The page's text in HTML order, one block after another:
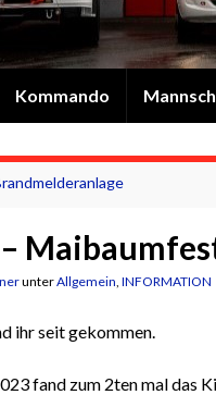
Kommando
unterAllgemein, INFORMATION
ihr seit gekommen.
fand zum 2ten mal das